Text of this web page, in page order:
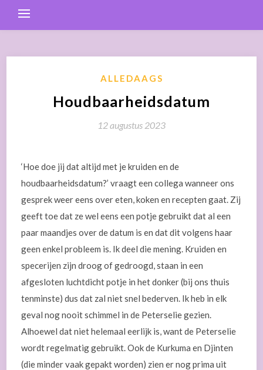
ALLEDAAGS
Houdbaarheidsdatum
12 augustus 2023
‘Hoe doe jij dat altijd met je kruiden en de
houdbaarheidsdatum?’ vraagt een collega wanneer ons
gesprek weer eens over eten, koken en recepten gaat. Zij
geeft toe dat ze wel eens een potje gebruikt dat al een
paar maandjes over de datum is en dat dit volgens haar
geen enkel probleem is. Ik deel die mening. Kruiden en
specerijen zijn droog of gedroogd, staan in een
afgesloten luchtdicht potje in het donker (bij ons thuis
tenminste) dus dat zal niet snel bederven. Ik heb in elk
geval nog nooit schimmel in de Peterselie gezien.
Alhoewel dat niet helemaal eerlijk is, want de Peterselie
wordt regelmatig gebruikt. Ook de Kurkuma en Djinten
(die minder vaak gepakt worden) zien er nog prima uit